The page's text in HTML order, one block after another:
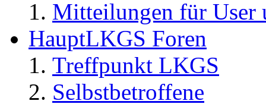
Mitteilungen für User
HauptLKGS Foren
Treffpunkt LKGS
Selbstbetroffene